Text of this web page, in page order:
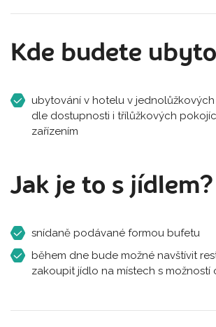
Kde budete
ubytování v hotelu v
dle dostupnosti i třílůžkových
zařízením
Jak je to s jídlem?
snídaně podávané formou bufetu
během dne bude možné navštívit
zakoupit jídlo na místech s možností